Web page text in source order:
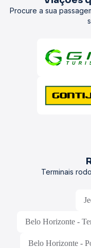
Procure a sua
Terminais
Belo Horizonte -
Belo Horizonte -